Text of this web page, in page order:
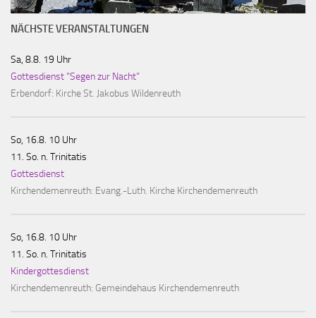
NÄCHSTE VERANSTALTUNGEN
Sa, 8.8. 19 Uhr
Gottesdienst "Segen zur Nacht"
Erbendorf: Kirche St. Jakobus Wildenreuth
So, 16.8. 10 Uhr
11. So. n. Trinitatis
Gottesdienst
Kirchendemenreuth: Evang.-Luth. Kirche Kirchendemenreuth
So, 16.8. 10 Uhr
11. So. n. Trinitatis
Kindergottesdienst
Kirchendemenreuth: Gemeindehaus Kirchendemenreuth